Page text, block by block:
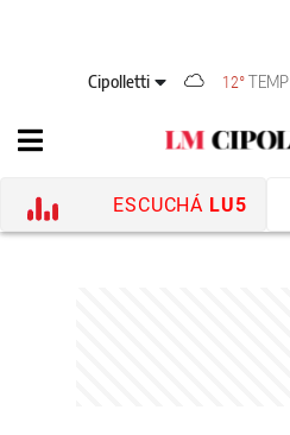
Cipolletti 12° TEMP
ESCUCHÁ LU5